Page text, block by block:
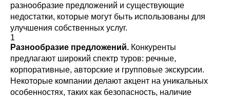
разнообразие предложений и существующие
недостатки, которые могут быть использованы для
улучшения собственных услуг.
1
Разнообразие предложений. Конкуренты
предлагают широкий спектр туров: речные,
корпоративные, авторские и групповые экскурсии.
Некоторые компании делают акцент на уникальных
особенностях, таких как безопасность, наличие